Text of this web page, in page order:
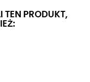
TEN PRODUKT,